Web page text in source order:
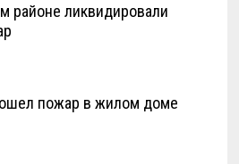
районе ликвидировали
пожар в жилом доме